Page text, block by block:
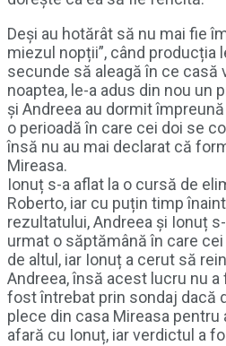
Deși au hotărât să nu mai fie
miezul nopții”, când producția
secunde să aleagă în ce casă
noaptea, le-a adus din nou un
și Andreea au dormit
o perioadă în care cei doi se
însă nu au mai declarat că
Mireasa.
Ionuț s-a aflat la o cursă de
Roberto, iar cu puțin timp
rezultatului, Andreea și Ionuț
urmat o săptămână în care
de altul, iar Ionuț a cerut să
Andreea, însă acest lucru nu
fost întrebat prin sondaj dacă
plece din casa Mireasa
afară cu Ionuț, iar verdictul a